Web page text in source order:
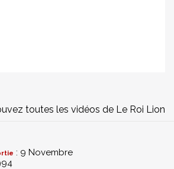
toutes les vidéos de Le Roi Lion
: 9 Novembre